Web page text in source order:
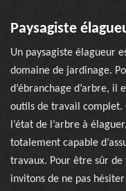
Paysagiste
Un paysagiste élagueur
domaine de jardinage.
d’ébranchage d’arbre, il
outils de travail complet.
l’état de l’arbre à
totalement capable
travaux. Pour être sûr
invitons de ne pas